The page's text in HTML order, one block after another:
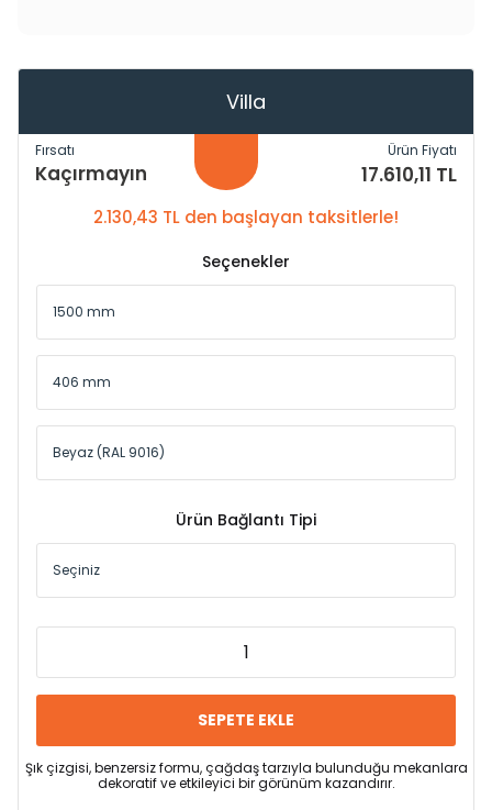
Villa
Fırsatı
Kaçırmayın
Ürün Fiyatı
17.610,11 TL
2.130,43 TL den başlayan taksitlerle!
Seçenekler
Ürün Bağlantı Tipi
SEPETE EKLE
Şık çizgisi, benzersiz formu, çağdaş tarzıyla bulunduğu mekanlara
dekoratif ve etkileyici bir görünüm kazandırır.